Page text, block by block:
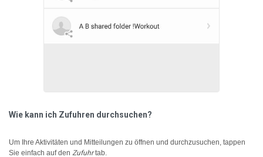
Wie kann ich Zufuhren durchsuchen?
Um Ihre Aktivitäten und Mitteilungen zu öffnen und durchzusuchen, tappen
Sie einfach auf den Zufuhrtab.